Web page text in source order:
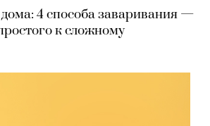
4 способа заваривания —
к сложному